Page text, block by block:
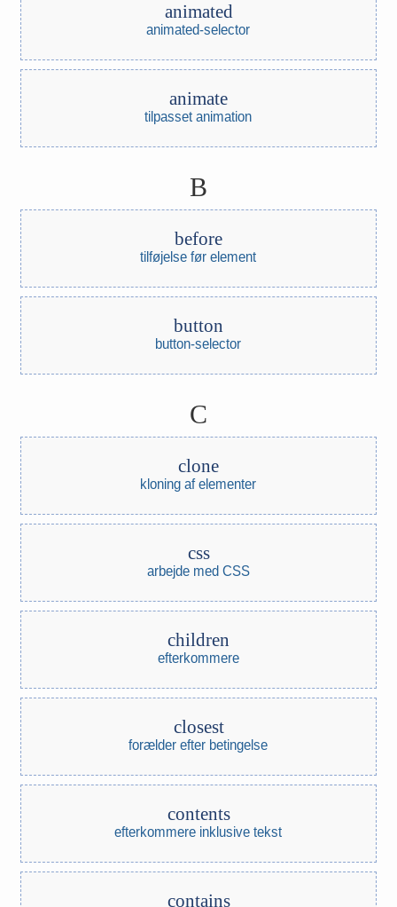
animated
animated-selector
animate
tilpasset animation
B
before
tilføjelse før element
button
button-selector
C
clone
kloning af elementer
css
arbejde med CSS
children
efterkommere
closest
forælder efter betingelse
contents
efterkommere inklusive tekst
contains